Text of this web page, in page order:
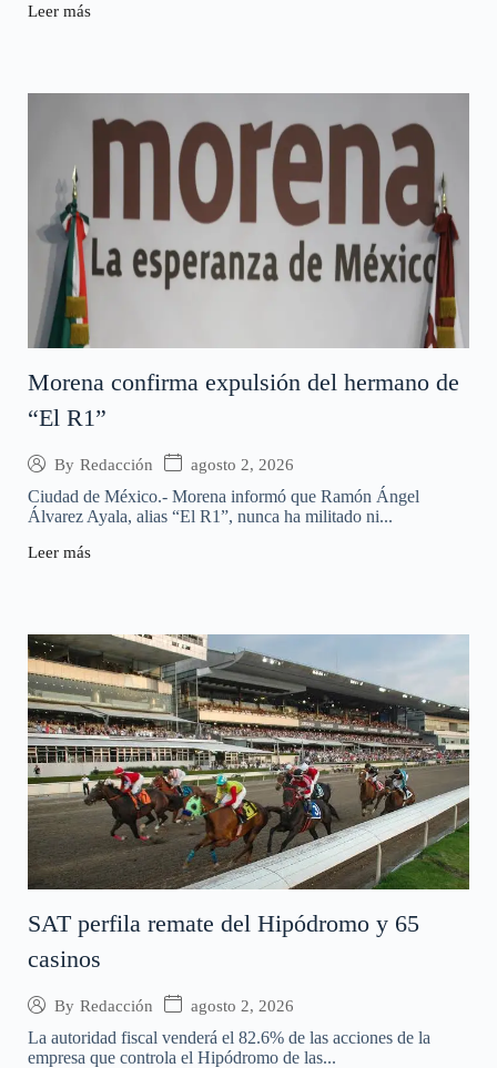
Leer más
Morena confirma expulsión del hermano de
“El R1”
By Redacción agosto 2, 2026
Ciudad de México.- Morena informó que Ramón Ángel
Álvarez Ayala, alias “El R1”, nunca ha militado ni...
Leer más
SAT perfila remate del Hipódromo y 65
casinos
By Redacción agosto 2, 2026
La autoridad fiscal venderá el 82.6% de las acciones de la
empresa que controla el Hipódromo de las...